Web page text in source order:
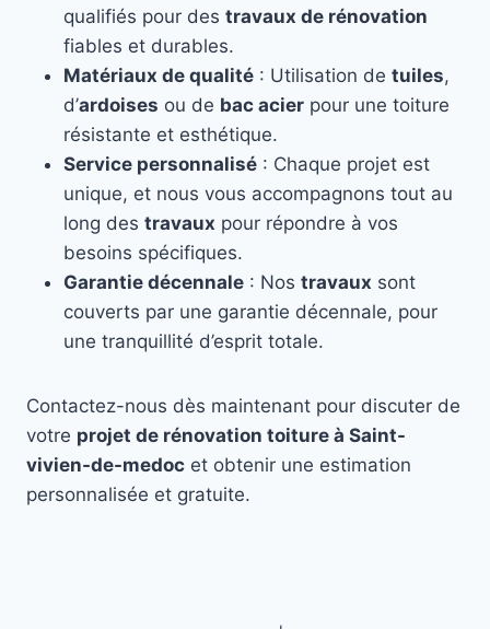
qualifiés pour des travaux de rénovation
fiables et durables.
Matériaux de qualité : Utilisation de tuiles,
d’ardoises ou de bac acier pour une toiture
résistante et esthétique.
Service personnalisé : Chaque projet est
unique, et nous vous accompagnons tout au
long des travaux pour répondre à vos
besoins spécifiques.
Garantie décennale : Nos travaux sont
couverts par une garantie décennale, pour
une tranquillité d’esprit totale.
Contactez-nous dès maintenant pour discuter de
votre projet de rénovation toiture à Saint-
vivien-de-medoc et obtenir une estimation
personnalisée et gratuite.